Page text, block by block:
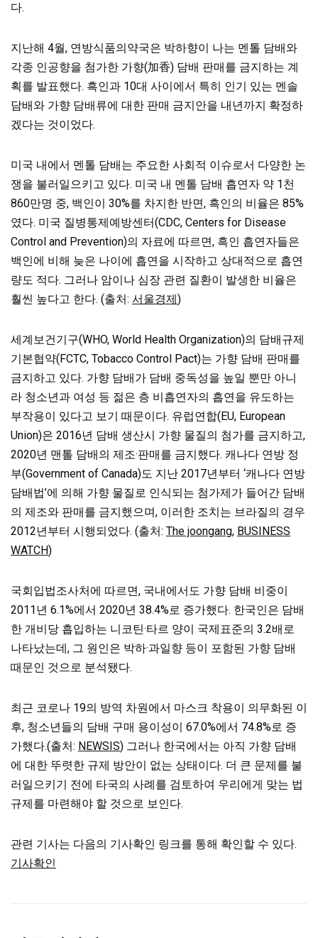
다.
지난해 4월, 연방식품의약국은 박하향이 나는 멘톨 담배와
각종 인공향을 첨가한 가향(加香) 담배 판매를 금지하는 계
획를 발표했다. 흑인과 10대 사이에서 특히 인기 있는 멘솔
담배와 가향 담배류에 대한 판매 금지안을 내년까지 확정하
겠다는 것이었다.
미국 내에서 멘톨 담배는 주요한 사회적 이슈로서 다양한 논
쟁을 불러일으키고 있다. 미국 내 멘톨 담배 흡연자 약 1천
860만명 중, 백인이 30%를 차지한 반면, 흑인의 비율은 85%
였다. 미국 질병통제예방센터(CDC, Centers for Disease
Control and Prevention)의 자료에 따르면, 흑인 흡연자들은
백인에 비해 늦은 나이에 흡연을 시작하고 상대적으로 흡연
량도 적다. 그러나 암이나 심장 관련 질환이 발생한 비율은
훨씬 높다고 한다. (출처: 서울경제)
세계보건기구(WHO, World Health Organization)의 담배규제
기본협약(FCTC, Tobacco Control Pact)는 가향 담배 판매를
금지하고 있다. 가향 담배가 담배 중독성을 높일 뿐만 아니
라 청소년과 여성 등 젊은 층 비흡연자의 흡연을 유도하는
부작용이 있다고 보기 때문이다. 유럽연합(EU, European
Union)은 2016년 담배 생산시 가향 물질의 첨가를 금지하고,
2020년 맨톨 담배의 제조·판매를 금지했다. 캐나다 연방 정
부(Government of Canada)도 지난 2017년부터 ‘캐나다 연방
담배법’에 의해 가향 물질로 인식되는 첨가제가 들어간 담배
의 제조와 판매를 금지했으며, 이러한 조치는 브라질의 경우
2012년부터 시행되었다. (출처: The joongang, BUSINESS
WATCH)
국회입법조사처에 따르면, 국내에서도 가향 담배 비중이
2011년 6.1%에서 2020년 38.4%로 증가했다. 한국인은 담배
한 개비당 흡입하는 니코틴·타르 양이 국제표준의 3.2배로
나타났는데, 그 원인은 박하·과일향 등이 포함된 가향 담배
때문인 것으로 분석됐다.
최근 코로나 19의 방역 차원에서 마스크 착용이 의무화된 이
후, 청소년들의 담배 구매 용이성이 67.0%에서 74.8%로 증
가했다.(출처: NEWSIS) 그러나 한국에서는 아직 가향 담배
에 대한 뚜렷한 규제 방안이 없는 상태이다. 더 큰 문제를 불
러일으키기 전에 타국의 사례를 검토하여 우리에게 맞는 법
규제를 마련해야 할 것으로 보인다.
관련 기사는 다음의 기사확인 링크를 통해 확인할 수 있다.
기사확인